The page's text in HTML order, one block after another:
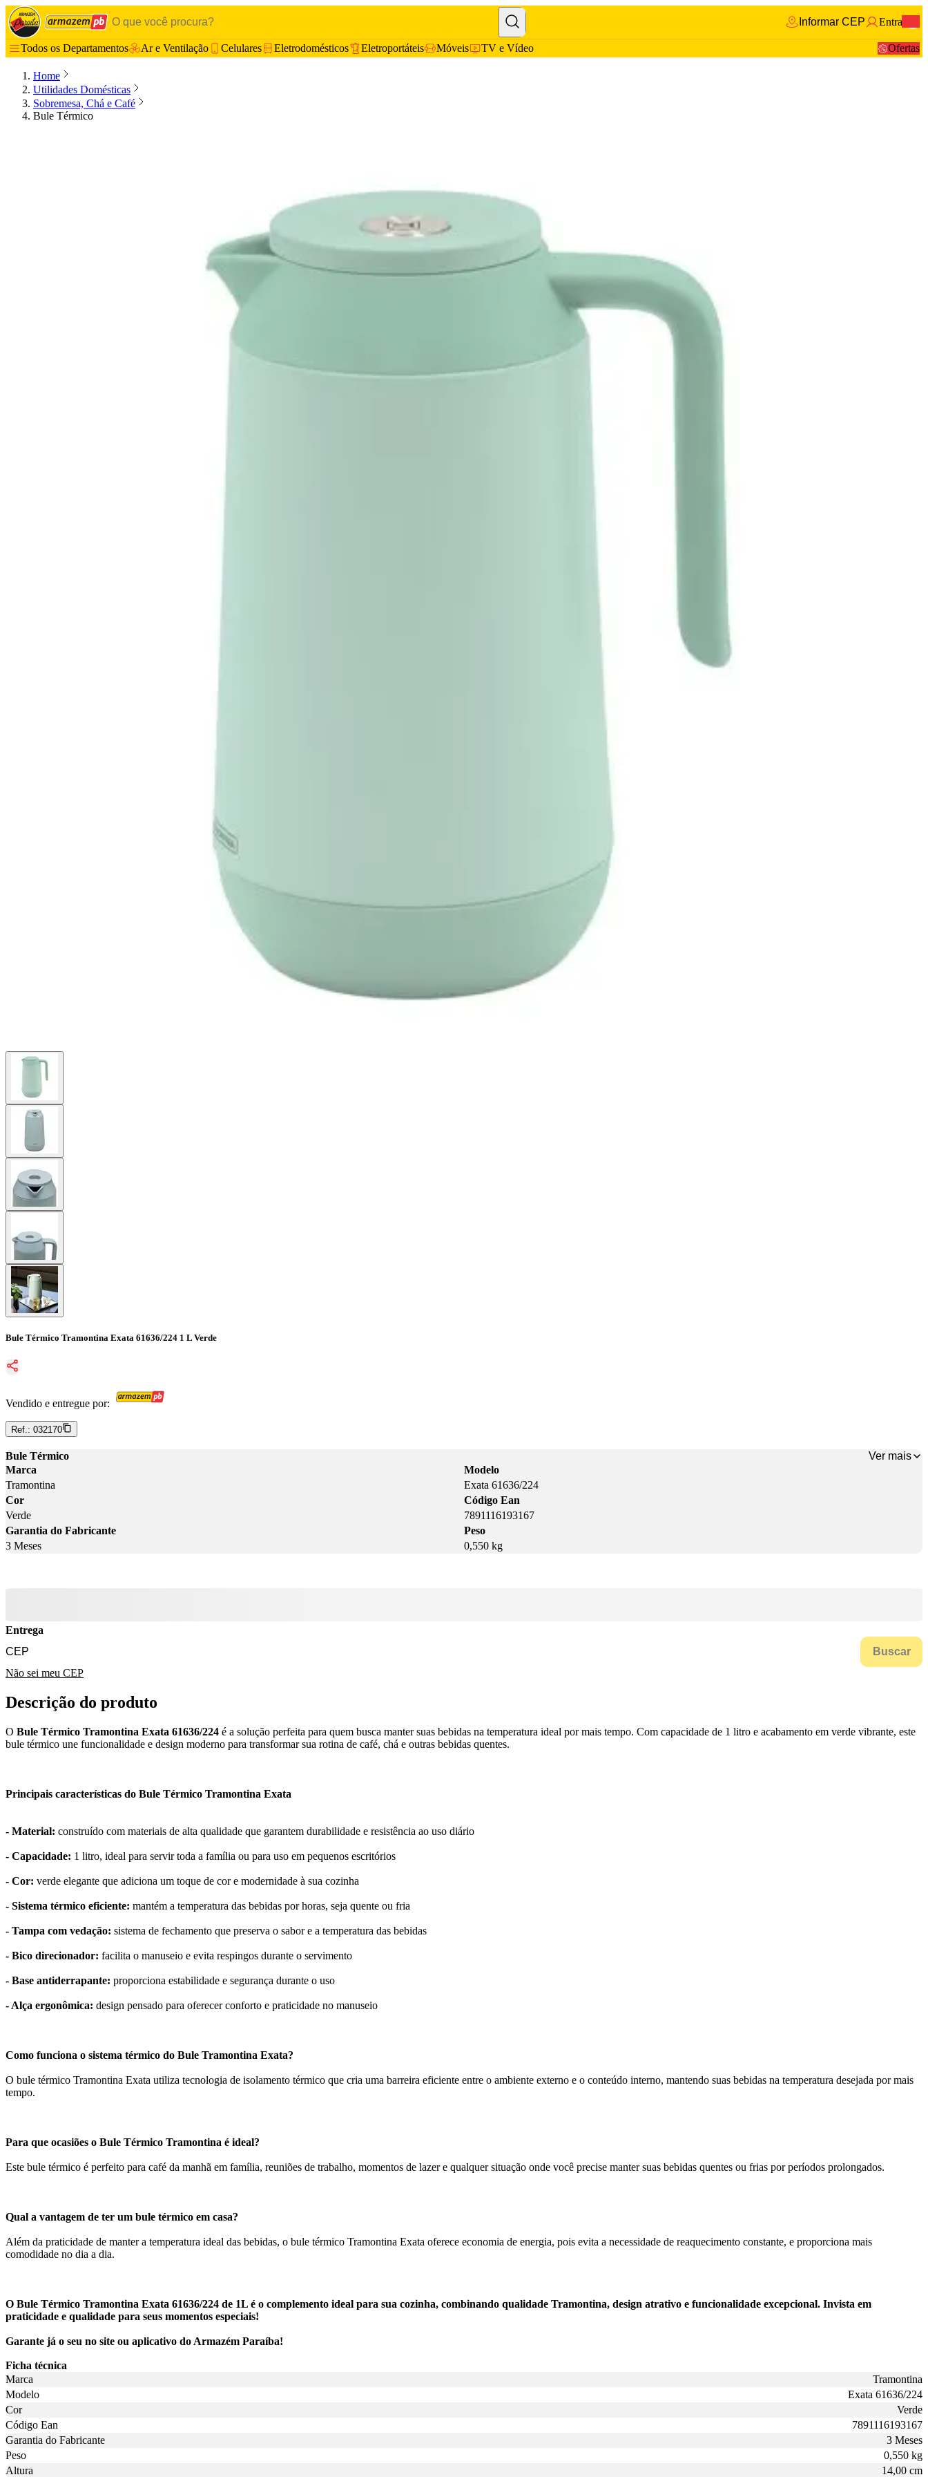
Informar CEP Entrar
Todos os Departamentos Ar e Ventilação Celulares Eletrodomésticos Eletroportáteis Móveis TV e Vídeo Ofertas
Home
Utilidades Domésticas
Sobremesa, Chá e Café
Bule Térmico
Bule Térmico Tramontina Exata 61636/224 1 L Verde
Vendido e entregue por:
Ref.: 032170
Bule Térmico
Ver mais
Marca
Tramontina
Modelo
Exata 61636/224
Cor
Verde
Código Ean
7891116193167
Garantia do Fabricante
3 Meses
Peso
0,550 kg
Entrega
Buscar
Não sei meu CEP
Descrição do produto
O Bule Térmico Tramontina Exata 61636/224 é a solução perfeita para quem busca manter suas bebidas na temperatura ideal por mais tempo. Com capacidade de 1 litro e acabamento em verde vibrante, este
bule térmico une funcionalidade e design moderno para transformar sua rotina de café, chá e outras bebidas quentes.
Principais características do Bule Térmico Tramontina Exata
- Material: construído com materiais de alta qualidade que garantem durabilidade e resistência ao uso diário
- Capacidade: 1 litro, ideal para servir toda a família ou para uso em pequenos escritórios
- Cor: verde elegante que adiciona um toque de cor e modernidade à sua cozinha
- Sistema térmico eficiente: mantém a temperatura das bebidas por horas, seja quente ou fria
- Tampa com vedação: sistema de fechamento que preserva o sabor e a temperatura das bebidas
- Bico direcionador: facilita o manuseio e evita respingos durante o servimento
- Base antiderrapante: proporciona estabilidade e segurança durante o uso
- Alça ergonômica: design pensado para oferecer conforto e praticidade no manuseio
Como funciona o sistema térmico do Bule Tramontina Exata?
O bule térmico Tramontina Exata utiliza tecnologia de isolamento térmico que cria uma barreira eficiente entre o ambiente externo e o conteúdo interno, mantendo suas bebidas na temperatura desejada por mais
tempo.
Para que ocasiões o Bule Térmico Tramontina é ideal?
Este bule térmico é perfeito para café da manhã em família, reuniões de trabalho, momentos de lazer e qualquer situação onde você precise manter suas bebidas quentes ou frias por períodos prolongados.
Qual a vantagem de ter um bule térmico em casa?
Além da praticidade de manter a temperatura ideal das bebidas, o bule térmico Tramontina Exata oferece economia de energia, pois evita a necessidade de reaquecimento constante, e proporciona mais
comodidade no dia a dia.
O Bule Térmico Tramontina Exata 61636/224 de 1L é o complemento ideal para sua cozinha, combinando qualidade Tramontina, design atrativo e funcionalidade excepcional. Invista em
praticidade e qualidade para seus momentos especiais!
Garante já o seu no site ou aplicativo do Armazém Paraíba!
Ficha técnica
Marca
Tramontina
Modelo
Exata 61636/224
Cor
Verde
Código Ean
7891116193167
Garantia do Fabricante
3 Meses
Peso
0,550 kg
Altura
14,00 cm